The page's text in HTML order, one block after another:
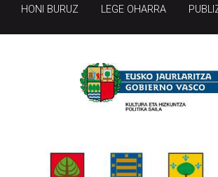
HONI BURUZ LEGE OHARRA